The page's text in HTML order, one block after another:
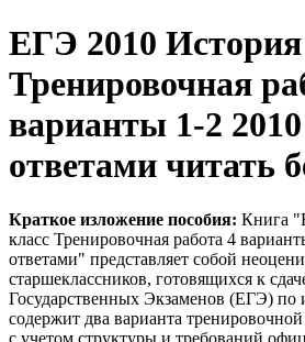
ЕГЭ 2010 История
Тренировочная
варианты 1-2 2010
ответами читать
Краткое изложение пособия: Книга
класс Тренировочная работа 4
ответами" представляет собой
старшеклассников, готовящихся к
Государственных Экзаменов (ЕГЭ) по
содержит два варианта
с учетом структуры и требований